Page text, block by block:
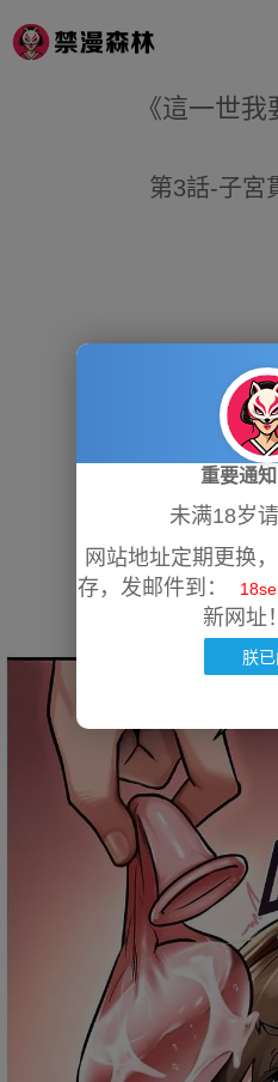
《這一世我
第3話-子宮
重要通知
未满18岁
网站地址定期更换
存，发邮件到：
新网址
朕